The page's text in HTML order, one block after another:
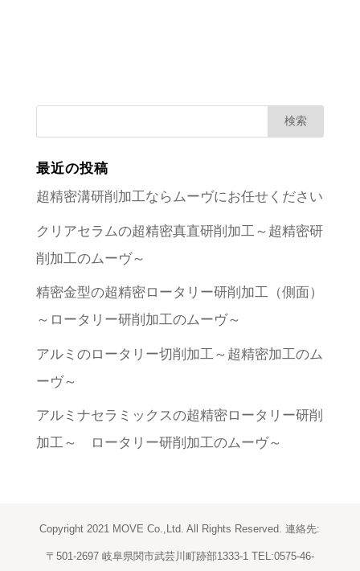
最近の投稿
超精密溝研削加工ならムーヴにお任せください
クリアセラムの超精密真直研削加工～超精密研
削加工のムーヴ～
精密金型の超精密ロータリー研削加工（側面）
～ロータリー研削加工のムーヴ～
アルミのロータリー切削加工～超精密加工のム
ーヴ～
アルミナセラミックスの超精密ロータリー研削
加工～ ロータリー研削加工のムーヴ～
Copyright 2021 MOVE Co.,Ltd. All Rights Reserved. 連絡先:
〒501-2697 岐阜県関市武芸川町跡部1333-1 TEL:0575-46-